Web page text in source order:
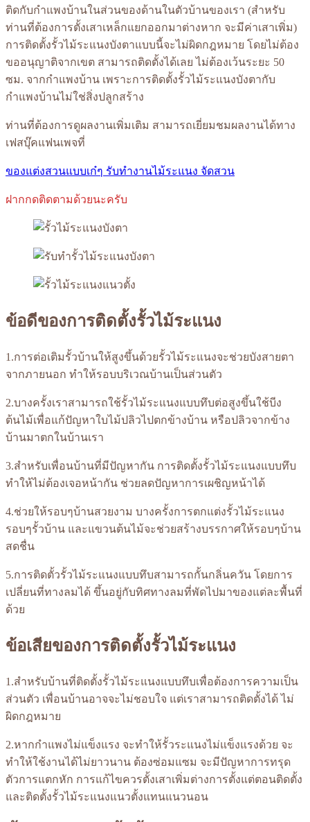
ติดกับกำแพงบ้านในส่วนของด้านในตัวบ้านของเรา (สำหรับ
ท่านที่ต้องการตั้งเสาเหล็กแยกออกมาต่างหาก จะมีค่าเสาเพิ่ม)
การติดตั้งรั้วไม้ระแนงบังตาแบบนี้จะไม่ผิดกฎหมาย โดยไม่ต้อง
ขออนุญาติจากเขต สามารถติดตั้งได้เลย ไม่ต้องเว้นระยะ 50
ซม. จากกำแพงบ้าน เพราะการติดตั้งรั้วไม้ระแนงบังตากับ
กำแพงบ้านไม่ใช่สิ่งปลูกสร้าง
ท่านที่ต้องการดูผลงานเพิ่มเติม สามารถเยี่ยมชมผลงานได้ทาง
เฟสบุ๊คแฟนเพจที่
ของแต่งสวนแบบเก๋ๆ รับทำงานไม้ระแนง จัดสวน
ฝากกดติดตามด้วยนะครับ
ข้อดีของการติดตั้งรั้วไม้ระแนง
1.การต่อเติมรั้วบ้านให้สูงขึ้นด้วยรั้วไม้ระแนงจะช่วยบังสายตา
จากภายนอก ทำให้รอบบริเวณบ้านเป็นส่วนตัว
2.บางครั้งเราสามารถใช้รั้วไม้ระแนงแบบทึบต่อสูงขึ้นใช้บีง
ต้นไม้เพื่อแก้ปัญหาใบไม้ปลิวไปตกข้างบ้าน หรือปลิวจากข้าง
บ้านมาตกในบ้านเรา
3.สำหรับเพื่อนบ้านที่มีปัญหากัน การติดตั้งรั้วไม้ระแนงแบบทึบ
ทำให้ไม่ต้องเจอหน้ากัน ช่วยลดปัญหาการเผชิญหน้าได้
4.ช่วยให้รอบๆบ้านสวยงาม บางครั้งการตกแต่งรั้วไม้ระแนง
รอบๆรั้วบ้าน และแขวนต้นไม้จะช่วยสร้างบรรกาศให้รอบๆบ้าน
สดชื่น
5.การติดตั้วรั้วไม้ระแนงแบบทึบสามารถกั้นกลิ่นควัน โดยการ
เปลี่ยนที่ทางลมได้ ขึ้นอยู่กับทิศทางลมที่พัดไปมาของแต่ละพื้นที่
ด้วย
ข้อเสียของการติดตั้งรั้วไม้ระแนง
1.สำหรับบ้านที่ติดตั้งรั้วไม้ระแนงแบบทึบเพื่อต้องการความเป็น
ส่วนตัว เพื่อนบ้านอาจจะไม่ชอบใจ แต่เราสามารถติดตั้งได้ ไม่
ผิดกฎหมาย
2.หากกำแพงไม่แข็งแรง จะทำให้รั้วระแนงไม่แข็งแรงด้วย จะ
ทำให้ใช้งานได้ไม่ยาวนาน ต้องซ่อมแซม จะมีปัญหาการทรุด
ตัวการแตกหัก การแก้ไขควรตั้งเสาเพิ่มต่างการตั้งแต่ตอนติดตั้ง
และติดตั้งรั้วไม้ระแนงแนวตั้งแทนแนวนอน